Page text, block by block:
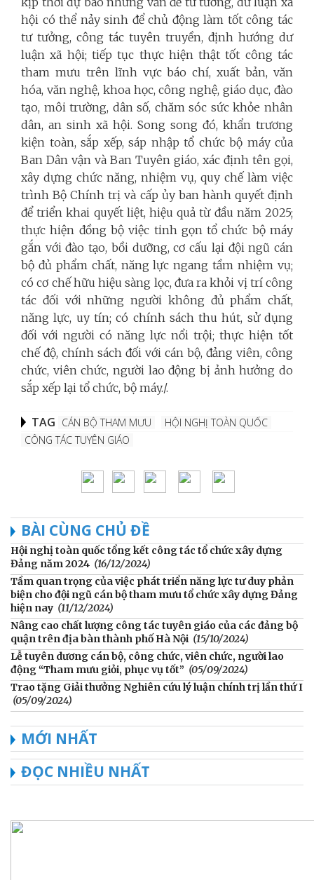
hội có thể nảy sinh để chủ động làm tốt công tác
tư tưởng, công tác tuyên truyền, định hướng dư
luận xã hội; tiếp tục thực hiện thật tốt công tác
tham mưu trên lĩnh vực báo chí, xuất bản, văn
hóa, văn nghệ, khoa học, công nghệ, giáo dục, đào
tạo, môi trường, dân số, chăm sóc sức khỏe nhân
dân, an sinh xã hội. Song song đó, khẩn trương
kiện toàn, sắp xếp, sáp nhập tổ chức bộ máy của
Ban Dân vận và Ban Tuyên giáo, xác định tên gọi,
xây dựng chức năng, nhiệm vụ, quy chế làm việc
trình Bộ Chính trị và cấp ủy ban hành quyết định
để triển khai quyết liệt, hiệu quả từ đầu năm 2025;
thực hiện đồng bộ việc tinh gọn tổ chức bộ máy
gắn với đào tạo, bồi dưỡng, cơ cấu lại đội ngũ cán
bộ đủ phẩm chất, năng lực ngang tầm nhiệm vụ;
có cơ chế hữu hiệu sàng lọc, đưa ra khỏi vị trí công
tác đối với những người không đủ phẩm chất,
năng lực, uy tín; có chính sách thu hút, sử dụng
đối với người có năng lực nổi trội; thực hiện tốt
chế độ, chính sách đối với cán bộ, đảng viên, công
chức, viên chức, người lao động bị ảnh hưởng do
sắp xếp lại tổ chức, bộ máy./.
TAG CÁN BỘ THAM MƯU
HỘI NGHỊ TOÀN QUỐC
CÔNG TÁC TUYÊN GIÁO
BÀI CÙNG CHỦ ĐỀ
Hội nghị toàn quốc tổng kết công tác tổ chức xây dựng
Đảng năm 2024 (16/12/2024)
Tầm quan trọng của việc phát triển năng lực tư duy phản
biện cho đội ngũ cán bộ tham mưu tổ chức xây dựng Đảng
hiện nay (11/12/2024)
Nâng cao chất lượng công tác tuyên giáo của các đảng bộ
quận trên địa bàn thành phố Hà Nội (15/10/2024)
Lễ tuyên dương cán bộ, công chức, viên chức, người lao
động “Tham mưu giỏi, phục vụ tốt” (05/09/2024)
Trao tặng Giải thưởng Nghiên cứu lý luận chính trị lần thứ I
(05/09/2024)
MỚI NHẤT
ĐỌC NHIỀU NHẤT